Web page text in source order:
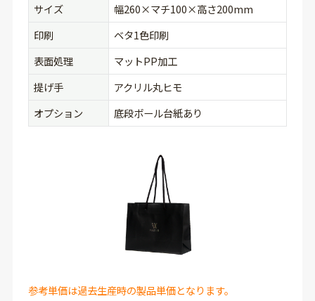
サイズ
幅260×マチ100×高さ200mm
印刷
ベタ1色印刷
表面処理
マットPP加工
提げ手
アクリル丸ヒモ
オプション
底段ボール台紙あり
参考単価は過去生産時の製品単価となります。